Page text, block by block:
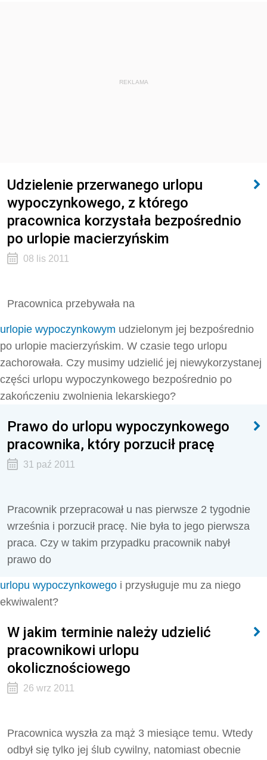
REKLAMA
Udzielenie przerwanego urlopu
wypoczynkowego, z którego
pracownica korzystała bezpośrednio
po urlopie macierzyńskim
08 lis 2011
Pracownica przebywała na
urlopie wypoczynkowym udzielonym jej bezpośrednio
po urlopie macierzyńskim. W czasie tego urlopu
zachorowała. Czy musimy udzielić jej niewykorzystanej
części urlopu wypoczynkowego bezpośrednio po
zakończeniu zwolnienia lekarskiego?
Prawo do urlopu wypoczynkowego
pracownika, który porzucił pracę
31 paź 2011
Pracownik przepracował u nas pierwsze 2 tygodnie
września i porzucił pracę. Nie była to jego pierwsza
praca. Czy w takim przypadku pracownik nabył
prawo do
urlopu wypoczynkowego i przysługuje mu za niego
ekwiwalent?
W jakim terminie należy udzielić
pracownikowi urlopu
okolicznościowego
26 wrz 2011
Pracownica wyszła za mąż 3 miesiące temu. Wtedy
odbył się tylko jej ślub cywilny, natomiast obecnie